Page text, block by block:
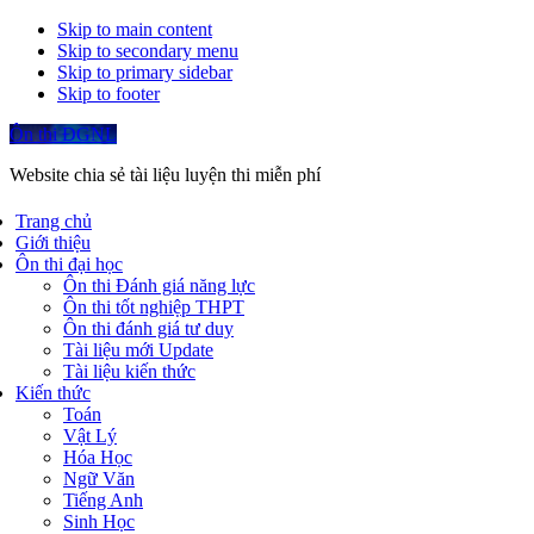
Skip to main content
Skip to secondary menu
Skip to primary sidebar
Skip to footer
Ôn thi ĐGNL
Website chia sẻ tài liệu luyện thi miễn phí
Trang chủ
Giới thiệu
Ôn thi đại học
Ôn thi Đánh giá năng lực
Ôn thi tốt nghiệp THPT
Ôn thi đánh giá tư duy
Tài liệu mới Update
Tài liệu kiến thức
Kiến thức
Toán
Vật Lý
Hóa Học
Ngữ Văn
Tiếng Anh
Sinh Học